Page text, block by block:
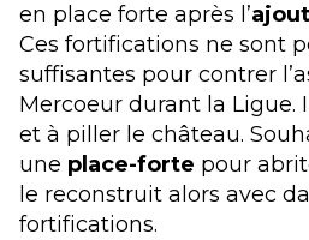
en place forte après l’
Ces fortifications ne sont
suffisantes pour contrer
Mercoeur durant la Ligue.
et à piller le château.
une place-forte pour
le reconstruit alors avec
fortifications.